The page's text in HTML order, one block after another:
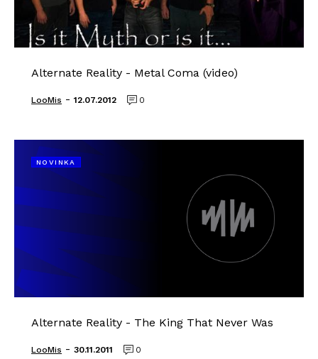
Alternate Reality - Metal Coma (video)
LooMis - 12.07.2012 0
NOVINKA
Alternate Reality - The King That Never Was
LooMis - 30.11.2011 0